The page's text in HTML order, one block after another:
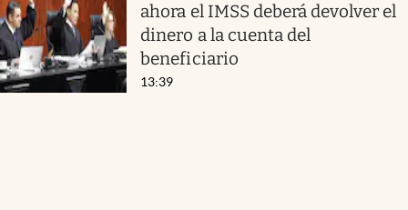
ahora el IMSS deberá devolver el
dinero a la cuenta del
beneficiario
13:39